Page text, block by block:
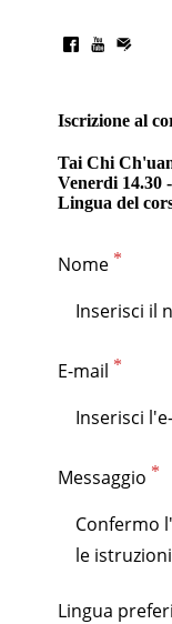
Iscrizione al
Tai Chi
Venerdi
Lingua del
Nome
E-mail
Messaggio
Lingua